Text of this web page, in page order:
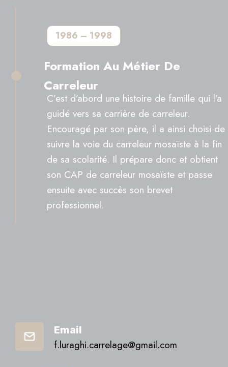
1986 – 1998
Formation Au Métier De
Carreleur
C’est d’abord une histoire de famille qui l’a
guidé vers sa carrière de carreleur.
Encouragé par son père, il a ainsi choisi de
suivre la voie du carreleur mosaïste à la fin
de sa scolarité. Il prépare donc et obtient
son CAP de carreleur mosaïste et passe
ensuite avec succès son brevet
professionnel.
Email
f.luraghi.carrelage@gmail.com